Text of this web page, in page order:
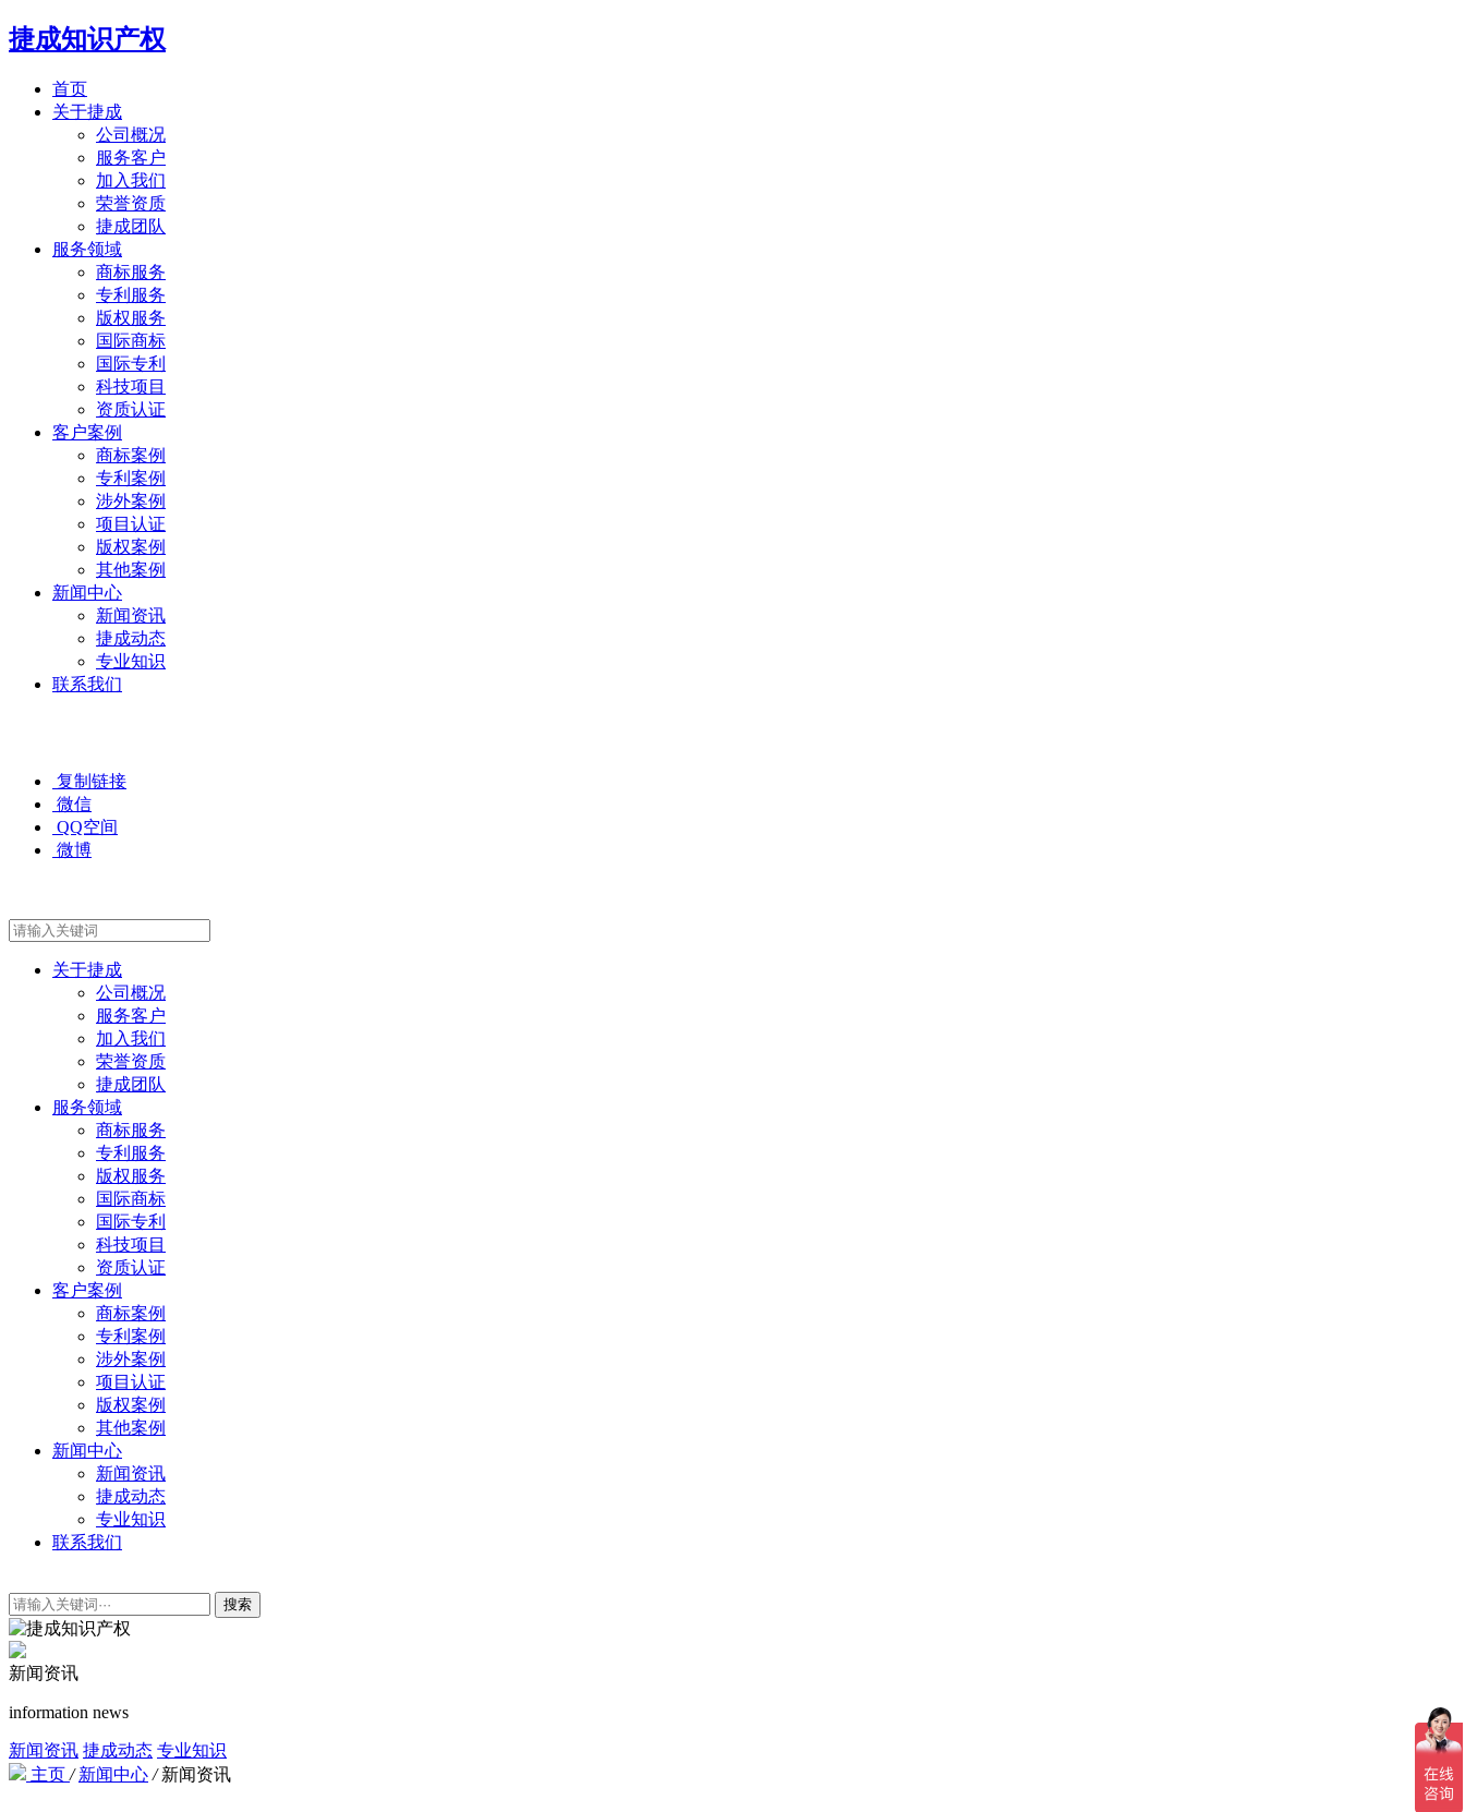
捷成知识产权
首页
关于捷成
公司概况
服务客户
加入我们
荣誉资质
捷成团队
服务领域
商标服务
专利服务
版权服务
国际商标
国际专利
科技项目
资质认证
客户案例
商标案例
专利案例
涉外案例
项目认证
版权案例
其他案例
新闻中心
新闻资讯
捷成动态
专业知识
联系我们
复制链接
微信
QQ空间
微博
关于捷成
公司概况
服务客户
加入我们
荣誉资质
捷成团队
服务领域
商标服务
专利服务
版权服务
国际商标
国际专利
科技项目
资质认证
客户案例
商标案例
专利案例
涉外案例
项目认证
版权案例
其他案例
新闻中心
新闻资讯
捷成动态
专业知识
联系我们
搜索
新闻资讯
information news
新闻资讯 捷成动态 专业知识
主页 / 新闻中心 / 新闻资讯